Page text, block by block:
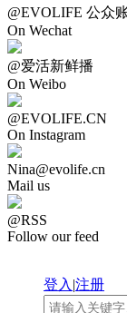
@EVOLIFE 公众
On Wechat
@爱活新鲜播
On Weibo
@EVOLIFE.CN
On Instagram
Nina@evolife.cn
Mail us
@RSS
Follow our feed
登入|注册